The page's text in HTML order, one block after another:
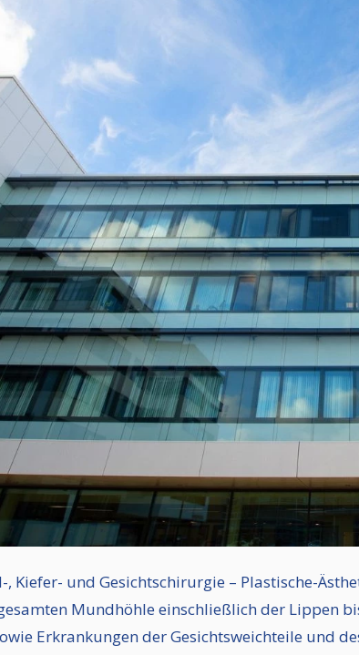
Kiefer- und Gesichtschirurgie – Plastische-
Mundhöhle einschließlich der Lippen
Erkrankungen der Gesichtsweichteile und